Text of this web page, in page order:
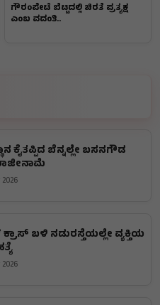
ಗೌರಂಪೇಟೆ ಬೆಟ್ಟದಲ್ಲಿ ಚಿರತೆ ಪ್ರತ್ಯಕ್ಷ
ಎಂಬ ವದಂತಿ..
ಕೈತಪ್ಪಿದ ಬೆನ್ನಲ್ಲೇ ಬಸನಗೌಡ
ಕ್ರಾಸ್ ಬಳಿ ನಡುರಸ್ತೆಯಲ್ಲೇ ವ್ಯಕ್ತಿಯ